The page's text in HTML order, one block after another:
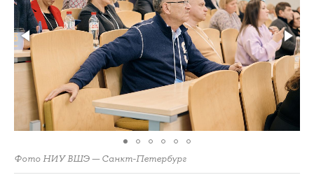
Фото НИУ ВШЭ — Санкт-Петербург